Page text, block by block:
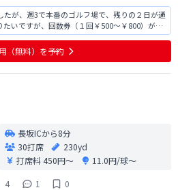
たが、週3で本番のゴルフ場で、残りの２日が通
たいですが、回数券（１回￥500～￥800）が有
その点が残念でした。ご検討頂ければ幸いで
お願い致します。回数券の値段については検討
りま
（無料）を予約
長坂ICから8分
30打席
230yd
打席料450円〜
11.0円/球〜
4
1 0